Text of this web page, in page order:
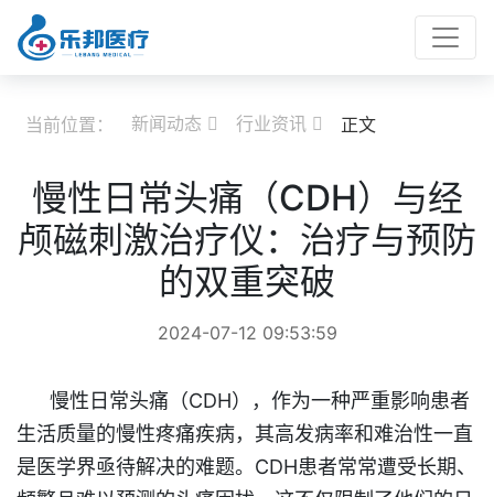
当前位置： 新闻动态  行业资讯  正文
慢性日常头痛（CDH）与经
颅磁刺激治疗仪：治疗与预防
的双重突破
2024-07-12 09:53:59
慢性日常头痛（CDH），作为一种严重影响患者
生活质量的慢性疼痛疾病，其高发病率和难治性一直
是医学界亟待解决的难题。CDH患者常常遭受长期、